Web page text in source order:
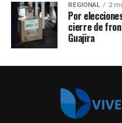
REGIONAL 2
Por
cierre de
Guajira